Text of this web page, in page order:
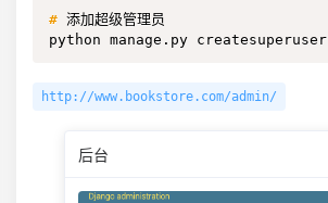
# 添加超级管理员
python manage.py createsuperuser
http://www.bookstore.com/admin/
后台